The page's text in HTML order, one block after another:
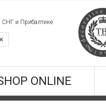
СНГ и Прибалтике
ONLINE